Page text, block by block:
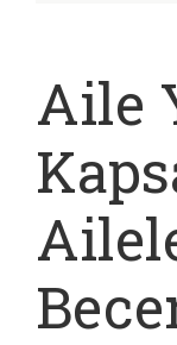
Aile